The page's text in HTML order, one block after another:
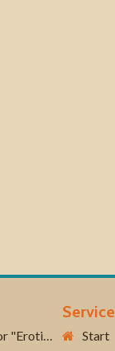
Service
Start